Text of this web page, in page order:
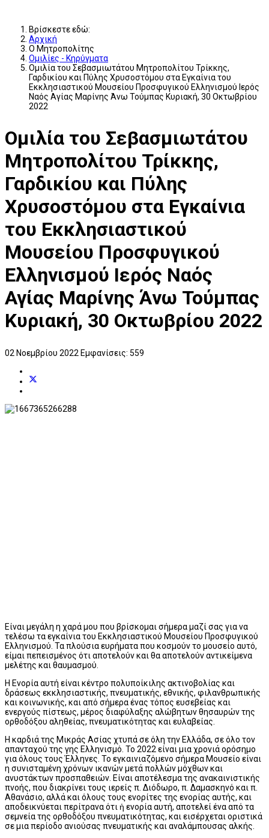
Βρίσκεστε εδώ:
Αρχική
Ο Μητροπολίτης
Ομιλίες - Κηρύγματα
Oμιλία του Σεβασμιωτάτου Μητροπολίτου Τρίκκης,
Γαρδικίου και Πύλης Χρυσοστόμου στα Εγκαίνια του
Εκκλησιαστικού Μουσείου Προσφυγικού Ελληνισμού Ιερός
Ναός Αγίας Μαρίνης Άνω Τούμπας Κυριακή, 30 Οκτωβρίου
2022
Oμιλία του Σεβασμιωτάτου
Μητροπολίτου Τρίκκης,
Γαρδικίου και Πύλης
Χρυσοστόμου στα Εγκαίνια
του Εκκλησιαστικού
Μουσείου Προσφυγικού
Ελληνισμού Ιερός Ναός
Αγίας Μαρίνης Άνω Τούμπας
Κυριακή, 30 Οκτωβρίου 2022
02 Νοεμβρίου 2022 Εμφανίσεις: 559
Είναι μεγάλη η χαρά μου που βρίσκομαι σήμερα μαζί σας για να
τελέσω τα εγκαίνια του Εκκλησιαστικού Μουσείου Προσφυγικού
Ελληνισμού. Τα πλούσια ευρήματα που κοσμούν το μουσείο αυτό,
είμαι πεπεισμένος ότι αποτελούν και θα αποτελούν αντικείμενα
μελέτης και θαυμασμού.
Η Ενορία αυτή είναι κέντρο πολυποίκιλης ακτινοβολίας και
δράσεως εκκλησιαστικής, πνευματικής, εθνικής, φιλανθρωπικής
και κοινωνικής, και από σήμερα ένας τόπος ευσεβείας και
ενεργούς πίστεως, μέρος διαφύλαξης αλώβητων θησαυρών της
ορθοδόξου αληθείας, πνευματικότητας και ευλαβείας.
Η καρδιά της Μικράς Ασίας χτυπά σε όλη την Ελλάδα, σε όλο τον
απανταχού της γης Ελληνισμό. Το 2022 είναι μια χρονιά ορόσημο
για όλους τους Έλληνες. Το εγκαινιαζόμενο σήμερα Μουσείο είναι
η συνισταμένη χρόνων ικανών μετά πολλών μόχθων και
ανυστάκτων προσπαθειών. Είναι αποτέλεσμα της ανακαινιστικής
πνοής, που διακρίνει τους ιερείς π. Διόδωρο, π. Δαμασκηνό και π.
Αθανάσιο, αλλά και όλους τους ενορίτες της ενορίας αυτής, και
αποδεικνύεται περίτρανα ότι ἡ ενορία αυτή, αποτελεί ένα από τα
σεμνεία της ορθοδόξου πνευματικότητας, και εισέρχεται οριστικά
σε μια περίοδο ανιούσας πνευματικής και αναλάμπουσας αλκής.